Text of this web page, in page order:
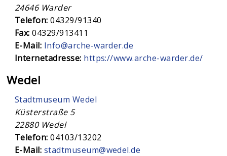
24646 Warder
Telefon:04329/91340
Fax:04329/913411
E-Mail: Info@arche-warder.de
Internetadresse: https://www.arche-warder.de/
Wedel
Stadtmuseum Wedel
Küsterstraße 5
22880 Wedel
Telefon:04103/13202
E-Mail: stadtmuseum@wedel.de